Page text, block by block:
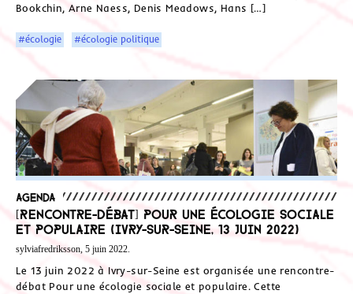
Bookchin, Arne Naess, Denis Meadows, Hans […]
#écologie #écologie politique
Agenda
[Rencontre-débat] Pour une écologie sociale
et populaire (Ivry-sur-Seine, 13 juin 2022)
sylviafredriksson, 5 juin 2022.
Le 13 juin 2022 à Ivry-sur-Seine est organisée une rencontre-
débat Pour une écologie sociale et populaire. Cette